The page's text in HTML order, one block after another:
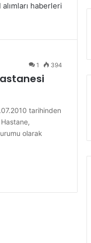
haberleri
1 394
tarihinden
olarak